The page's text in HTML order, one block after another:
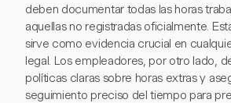
deben documentar todas las horas
aquellas no registradas oficialmente.
sirve como evidencia crucial en
legal. Los empleadores, por otro lado,
políticas claras sobre horas extras y
seguimiento preciso del tiempo para